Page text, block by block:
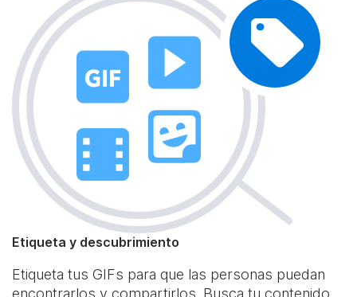
Etiqueta y descubrimiento
Etiqueta tus GIFs para que las personas puedan
encontrarlos y compartirlos. Busca tu contenido